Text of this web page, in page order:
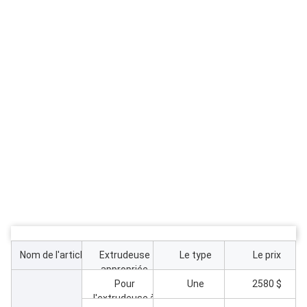
Nom de l'article
Extrudeuse
appropriée
Le type Le prix
Pour
l'extrudeuse à
Une 2580 $